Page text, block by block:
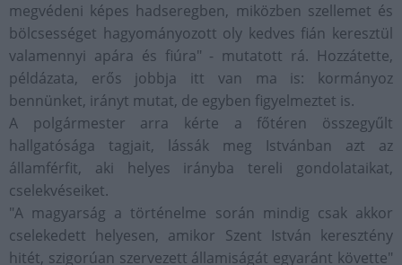
megvédeni képes hadseregben, miközben szellemet és
bölcsességet hagyományozott oly kedves fián keresztül
valamennyi apára és fiúra" - mutatott rá. Hozzátette,
példázata, erős jobbja itt van ma is: kormányoz
bennünket, irányt mutat, de egyben figyelmeztet is.
A polgármester arra kérte a főtéren összegyűlt
hallgatósága tagjait, lássák meg Istvánban azt az
államférfit, aki helyes irányba tereli gondolataikat,
cselekvéseiket.
"A magyarság a történelme során mindig csak akkor
cselekedett helyesen, amikor Szent István keresztény
hitét, szigorúan szervezett államiságát egyaránt követte"